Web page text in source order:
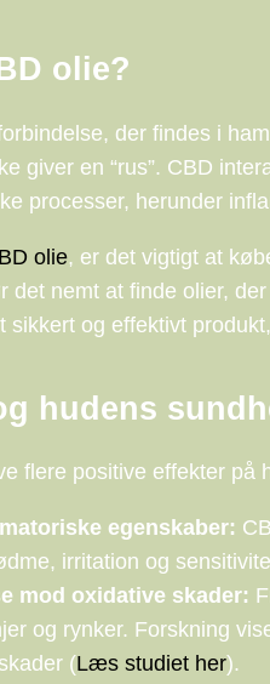
olie?
der findes i
giver en “rus”. CBD
processer, herunder
olie, er det vigtigt at
det nemt at finde olier,
sikkert og effektivt
hudens
flere positive effekter
egenskaber:
irritation og
mod oxidative skader:
og rynker. Forskning
(Læs studiet her).